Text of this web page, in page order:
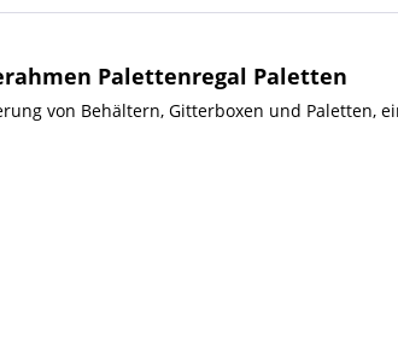
Palettenregal Paletten
von Behältern, Gitterboxen und Paletten,